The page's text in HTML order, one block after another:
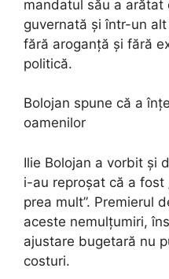
mandatul său a arătat
guvernată și într-un
fără aroganță și fără
politică.
Bolojan spune că a
oamenilor
Ilie Bolojan a vorbit și
i-au reproșat că a fost
prea mult”. Premierul
aceste nemulțumiri,
ajustare bugetară nu
costuri.